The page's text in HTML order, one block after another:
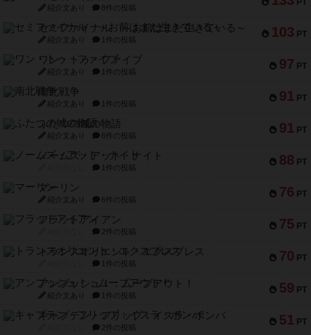
紹介文あり 8件の投稿
103 PT
セミファイナル ～お前はまだ生きている～
紹介文あり 1件の投稿
97 PT
ワン・トゥ・ファイブ
紹介文あり 1件の投稿
91 PT
南北戦争
紹介文あり 1件の投稿
91 PT
ふたつの城の物語
紹介文あり 6件の投稿
88 PT
ノームズ・アット・ナイト
1件の投稿
76 PT
マーリン
紹介文あり 6件の投稿
75 PT
フラットアイアン
2件の投稿
70 PT
トランスオリエント・エクスプレス
1件の投稿
59 PT
アンブッシュ！：ムーブアウト！
紹介文あり 1件の投稿
51 PT
キャプテン・フリップ：イスラ・ボンバ
2件の投稿